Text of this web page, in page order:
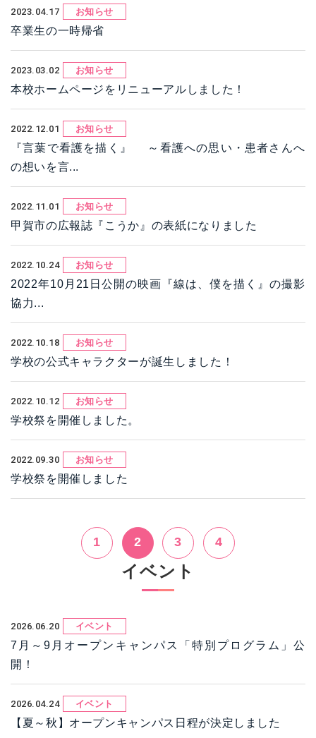
2023.04.17 お知らせ
卒業生の一時帰省
2023.03.02 お知らせ
本校ホームページをリニューアルしました！
2022.12.01 お知らせ
『言葉で看護を描く』 ～看護への思い・患者さんへ
の想いを言...
2022.11.01 お知らせ
甲賀市の広報誌『こうか』の表紙になりました
2022.10.24 お知らせ
2022年10月21日公開の映画『線は、僕を描く』の撮影
協力...
2022.10.18 お知らせ
学校の公式キャラクターが誕生しました！
2022.10.12 お知らせ
学校祭を開催しました。
2022.09.30 お知らせ
学校祭を開催しました
1 2 3 4
イベント
2026.06.20 イベント
7月～9月オープンキャンパス「特別プログラム」公
開！
2026.04.24 イベント
【夏～秋】オープンキャンパス日程が決定しました